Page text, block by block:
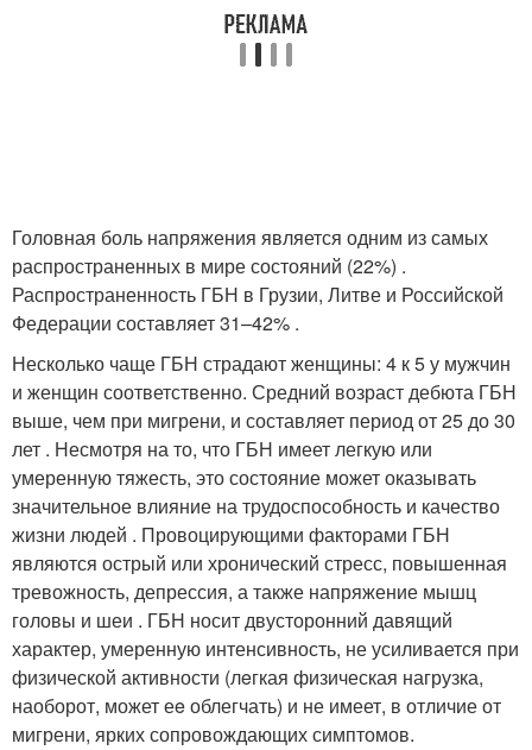
Головная боль напряжения является одним из самых
распространенных в мире состояний (22%) .
Распространенность ГБН в Грузии, Литве и Российской
Федерации составляет 31–42% .
Несколько чаще ГБН страдают женщины: 4 к 5 у мужчин
и женщин соответственно. Средний возраст дебюта ГБН
выше, чем при мигрени, и составляет период от 25 до 30
лет . Несмотря на то, что ГБН имеет легкую или
умеренную тяжесть, это состояние может оказывать
значительное влияние на трудоспособность и качество
жизни людей . Провоцирующими факторами ГБН
являются острый или хронический стресс, повышенная
тревожность, депрессия, а также напряжение мышц
головы и шеи . ГБН носит двусторонний давящий
характер, умеренную интенсивность, не усиливается при
физической активности (лeгкая физическая нагрузка,
наоборот, может еe облегчать) и не имеет, в отличие от
мигрени, ярких сопровождающих симптомов.